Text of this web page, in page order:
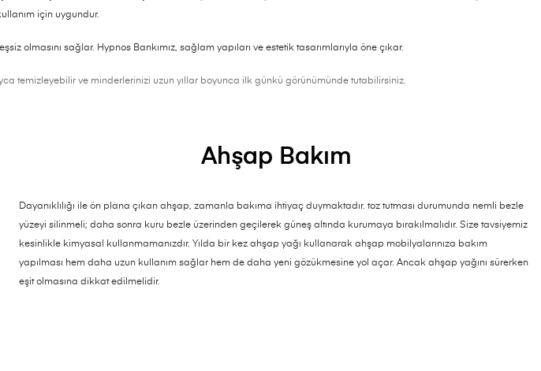
için uygundur.
olmasını sağlar. Hypnos Bankımız, sağlam yapıları ve estetik tasarımlarıyla öne çıkar.
temizleyebilir ve minderlerinizi uzun yıllar boyunca ilk günkü görünümünde tutabilirsiniz.
Ahşap Bakım
Dayanıklılığı ile ön plana çıkan ahşap, zamanla bakıma ihtiyaç duymaktadır. toz tutması durumunda nemli bezle
yüzeyi silinmeli; daha sonra kuru bezle üzerinden geçilerek güneş altında kurumaya bırakılmalıdır. Size tavsiyemiz
kesinlikle kimyasal kullanmamanızdır. Yılda bir kez ahşap yağı kullanarak ahşap mobilyalarınıza bakım
yapılması hem daha uzun kullanım sağlar hem de daha yeni gözükmesine yol açar. Ancak ahşap yağını sürerken
eşit olmasına dikkat edilmelidir.